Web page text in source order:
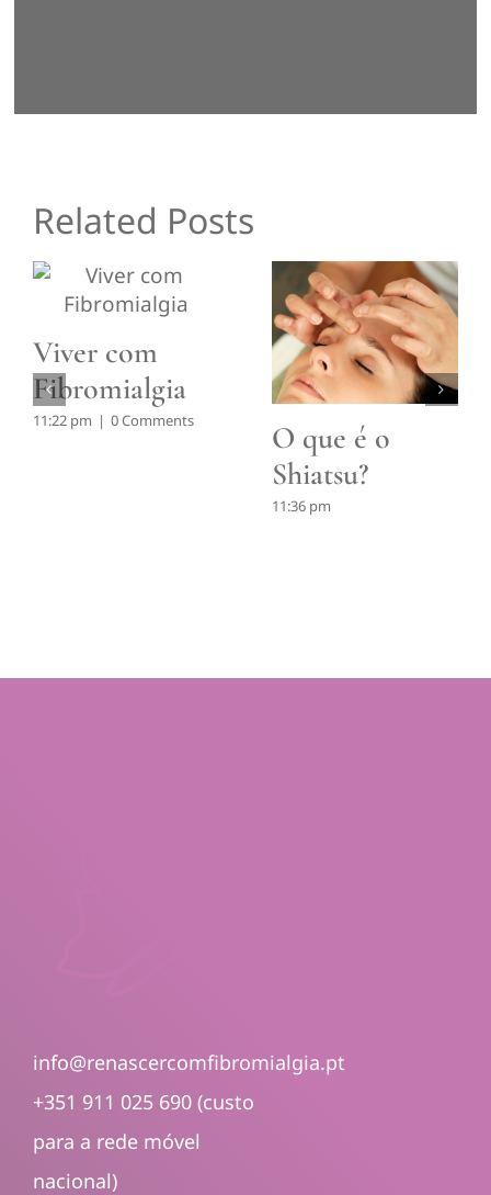
Related Posts
Viver com
Fibromialgia
11:22 pm | 0 Comments
O que é o
Shiatsu?
11:36 pm
info@renascercomfibromialgia.pt
+351 911 025 690 (custo
para a rede móvel
nacional)